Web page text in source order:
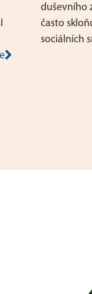
duševního
často
sociálních